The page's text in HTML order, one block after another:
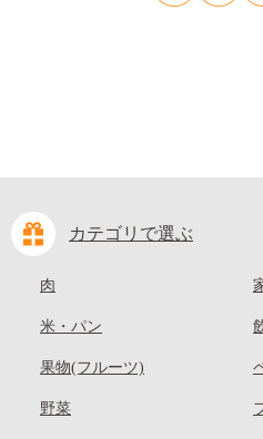
カテゴリで選ぶ
肉
米・パン
果物(フルーツ)
野菜